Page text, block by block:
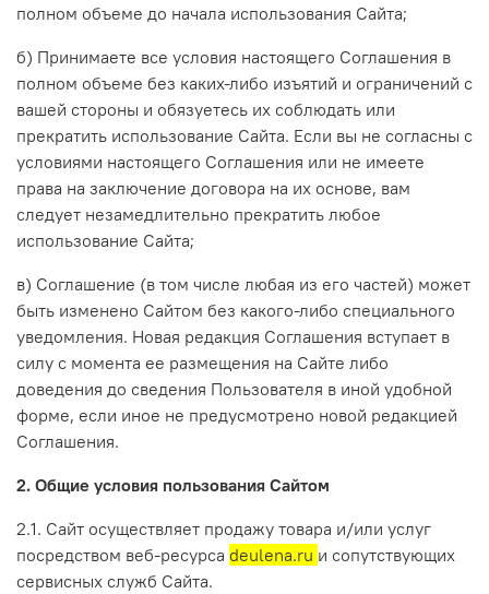
полном объеме до начала использования Сайта;
б) Принимаете все условия настоящего Соглашения в
полном объеме без каких-либо изъятий и ограничений с
вашей стороны и обязуетесь их соблюдать или
прекратить использование Сайта. Если вы не согласны с
условиями настоящего Соглашения или не имеете
права на заключение договора на их основе, вам
следует незамедлительно прекратить любое
использование Сайта;
в) Соглашение (в том числе любая из его частей) может
быть изменено Сайтом без какого-либо специального
уведомления. Новая редакция Соглашения вступает в
силу с момента ее размещения на Сайте либо
доведения до сведения Пользователя в иной удобной
форме, если иное не предусмотрено новой редакцией
Соглашения.
2. Общие условия пользования Сайтом
2.1. Сайт осуществляет продажу товара и/или услуг
посредством веб-ресурса deulena.ru и сопутствующих
сервисных служб Сайта.